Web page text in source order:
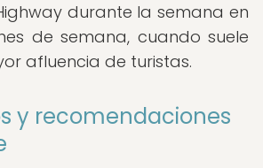
durante la semana en
de semana, cuando suele
afluencia de turistas.
y recomendaciones